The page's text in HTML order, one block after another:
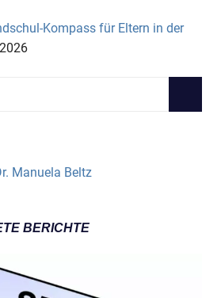
Kompass für Eltern in der
BERICHTE